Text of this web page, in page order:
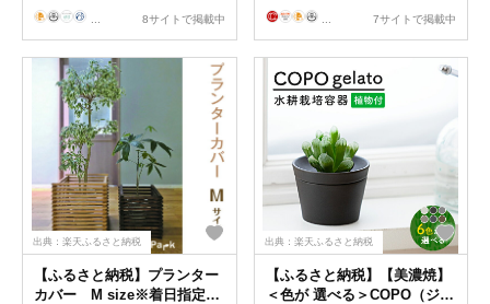
8サイトで掲載中 7サイトで掲載中
出典：楽天ふるさと納税
【ふるさと納税】プランター
カバー M size※着日指定不
出典：楽天ふるさと納税
【ふるさと納税】【美濃焼】
＜色が 選べる＞COPO（ジェ